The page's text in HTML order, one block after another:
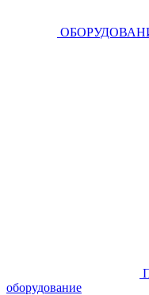
оборудование